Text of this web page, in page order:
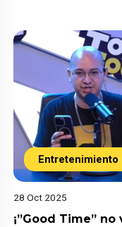
Entretenimiento
28 Oct 2025
¡”Good Time” no